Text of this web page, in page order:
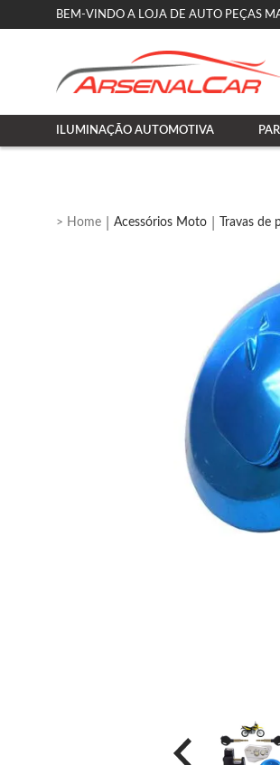
BEM-VINDO A LOJA DE AUTO PEÇAS
ILUMINAÇÃO AUTOMOTIVA
Acessórios Moto Travas de